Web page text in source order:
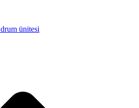
ünitesi